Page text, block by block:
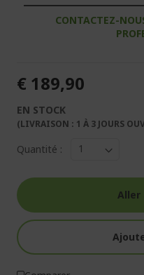
CONTACTEZ-
€ 189,90
EN STOCK
(LIVRAISON : 1 À 3 JOURS
Quantité :
Aller